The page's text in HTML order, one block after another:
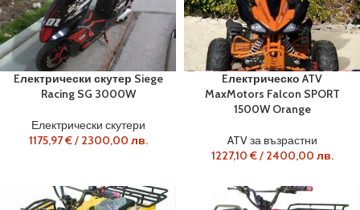
Eлектрически скутер Siege
Racing SG 3000W
Електрически скутери
1175,97€/ 2300,00 лв.
Eлектрическо ATV
MaxMotors Falcon SPORT
1500W Orange
ATV за възрастни
1227,10 €/ 2400,00 лв.